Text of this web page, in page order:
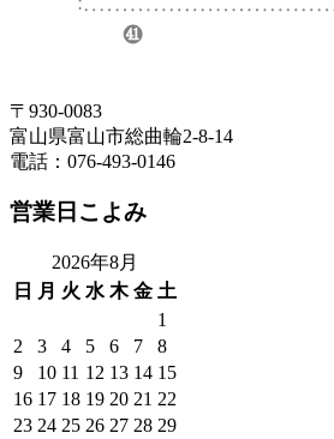
〒930-0083
富山県富山市総曲輪2-8-14
電話：076-493-0146
営業日こよみ
2026年8月
日
月 火 水 木 金 土
1
2
3 4 5 6 7
8
9
10 11 12 13 14 15
16 17 18 19 20 21 22
23 24 25 26 27 28 29